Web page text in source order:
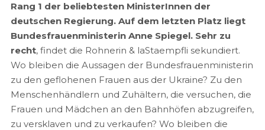
Rang 1 der beliebtesten MinisterInnen der
deutschen Regierung. Auf dem letzten Platz liegt
Bundesfrauenministerin Anne Spiegel. Sehr zu
recht, findet die Rohnerin & laStaempfli sekundiert.
Wo bleiben die Aussagen der Bundesfrauenministerin
zu den geflohenen Frauen aus der Ukraine? Zu den
Menschenhändlern und Zuhältern, die versuchen, die
Frauen und Mädchen an den Bahnhöfen abzugreifen,
zu versklaven und zu verkaufen? Wo bleiben die